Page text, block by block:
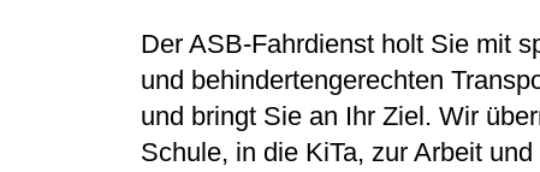
Der ASB-Fahrdienst holt Sie mit
und behindertengerechten
und bringt Sie an Ihr Ziel. Wir
Schule, in die KiTa, zur Arbeit